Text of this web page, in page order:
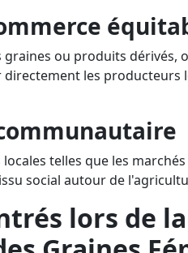
graines ou produits dérivés,
les producteurs
telles que les
social autour de
lors de